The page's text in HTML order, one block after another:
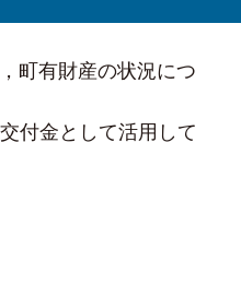
町有財産の状況につ
付金として活用して